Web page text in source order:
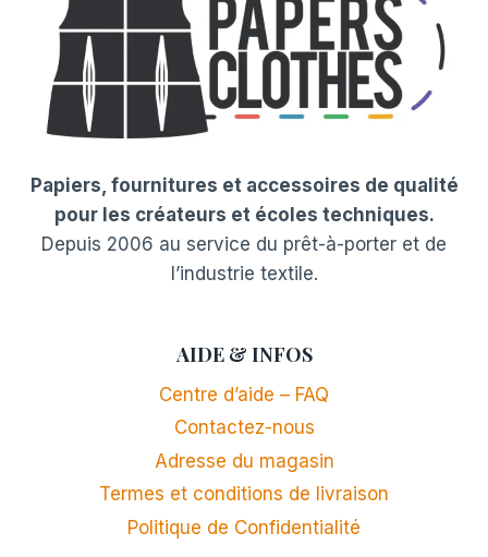
Papiers, fournitures et accessoires de qualité
pour les créateurs et écoles techniques.
Depuis 2006 au service du prêt-à-porter et de
l’industrie textile.
AIDE & INFOS
Centre d’aide – FAQ
Contactez-nous
Adresse du magasin
Termes et conditions de livraison
Politique de Confidentialité